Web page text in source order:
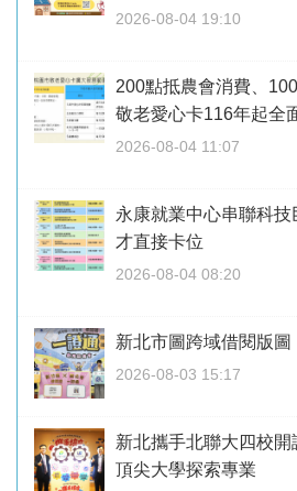
2026-08-04 19:10
200點抵農會消費、
敬老愛心卡116年起全
2026-08-04 11:07
永康就業中心串聯科
才直接卡位
2026-08-04 08:20
新北市圖跨域借閱版
2026-08-03 15:17
新北攜手北聯大四校
頂尖大學探索專業